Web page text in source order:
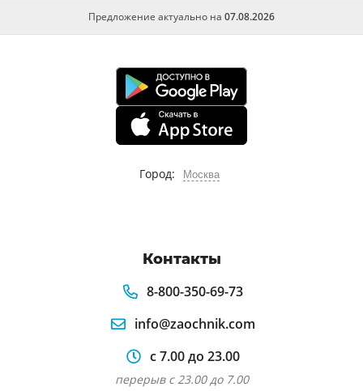
Предложение актуально на 07.08.2026
Город: Москва
Контакты
8-800-350-69-73
info@zaochnik.com
с 7.00 до 23.00
перерыв с 23.00 до 7.00